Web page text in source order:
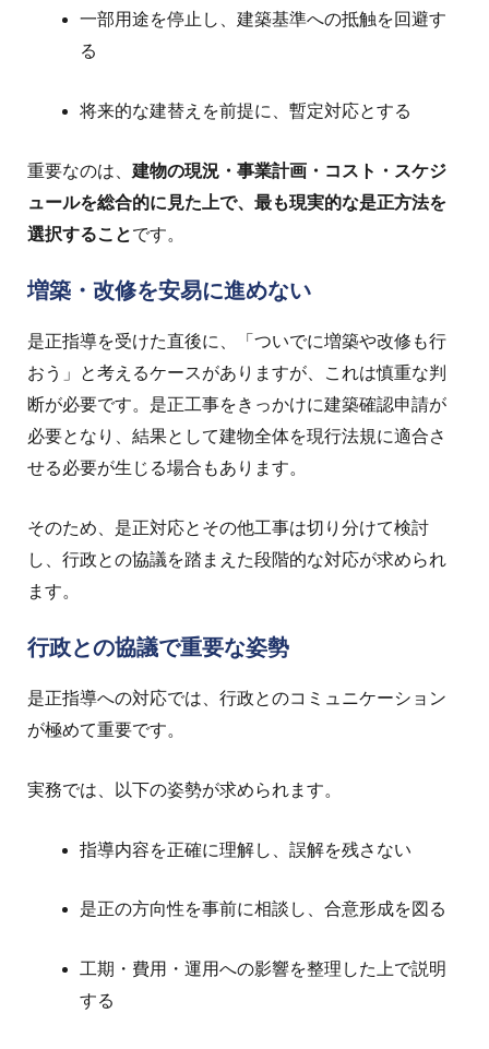
一部用途を停止し、建築基準への抵触を回避す
る
将来的な建替えを前提に、暫定対応とする
重要なのは、 建物の現況・事業計画・コスト・スケジ
ュールを総合的に見た上で、最も現実的な是正方法を
選択することです。
増築・改修を安易に進めない
是正指導を受けた直後に、「ついでに増築や改修も行
おう」と考えるケースがありますが、これは慎重な判
断が必要です。 是正工事をきっかけに建築確認申請が
必要となり、 結果として建物全体を現行法規に適合さ
せる必要が生じる場合もあります。
そのため、是正対応とその他工事は切り分けて検討
し、行政との協議を踏まえた段階的な対応が求められ
ます。
行政との協議で重要な姿勢
是正指導への対応では、行政とのコミュニケーション
が極めて重要です。
実務では、以下の姿勢が求められます。
指導内容を正確に理解し、誤解を残さない
是正の方向性を事前に相談し、合意形成を図る
工期・費用・運用への影響を整理した上で説明
する